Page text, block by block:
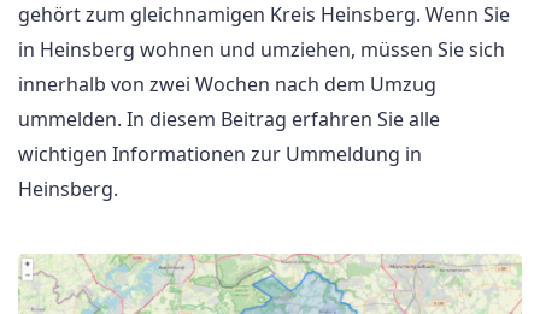
gehört zum gleichnamigen Kreis Heinsberg. Wenn Sie
in Heinsberg wohnen und umziehen, müssen Sie sich
innerhalb von zwei Wochen nach dem Umzug
ummelden. In diesem Beitrag erfahren Sie alle
wichtigen Informationen zur Ummeldung in
Heinsberg.